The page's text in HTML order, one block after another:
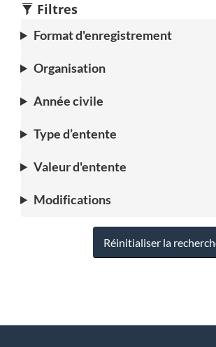
Filtres
Format d'enregistrement
Organisation
Année civile
Type d’entente
Valeur d'entente
Modifications
Réinitialiser la
D